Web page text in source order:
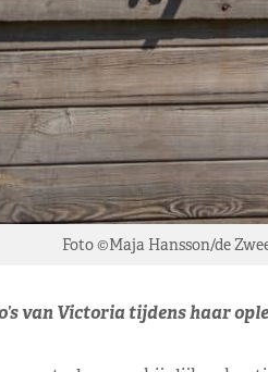
Foto ©Maja Hansson/de
van Victoria tijdens haar